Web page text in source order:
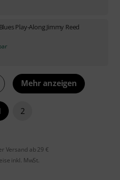
Blues Play-Along Jimmy Reed
Mehr anzeigen
2
Versand ab 29 €
inkl. MwSt.